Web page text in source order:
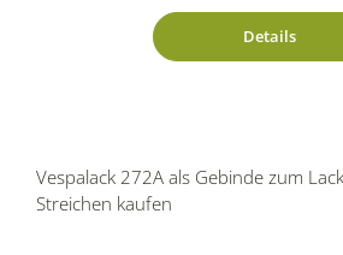
Details
Vespalack 272A als Gebinde zum
Streichen kaufen